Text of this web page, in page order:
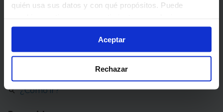
quién usa sus datos y con qué propósitos. Puede
momento desde la Declaración de cookies o clicando en
el Menú de consentimiento.
Si lo permite, también quisiéramos:
Recopilar información sobre su ubicación
geográfica que puede tener una precisión de varios
Aceptar
Rechazar
Enlaces de interés
Abonos, billetes y precios
¿Cómo ir?